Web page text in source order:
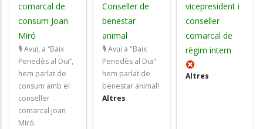
comarcal de
consum Joan
Miró
🎙️ Avui, a “Baix
Penedès al Dia”,
hem parlat de
consum amb el
conseller
comarcal Joan
Miró.
Conseller de
benestar
animal
🎙️ Avui a "Baix
Penedès al Dia"
hem parlat de
benestar animal!
Altres
vicepresident i
conseller
comarcal de
règim intern
Altres